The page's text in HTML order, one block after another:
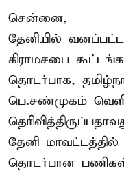
சென்னை,
தேனியில்
கிராமசபை
தொடர்பாக,
பெ.சண்முகம்
தேனி
தொடர்பான பணிகள்